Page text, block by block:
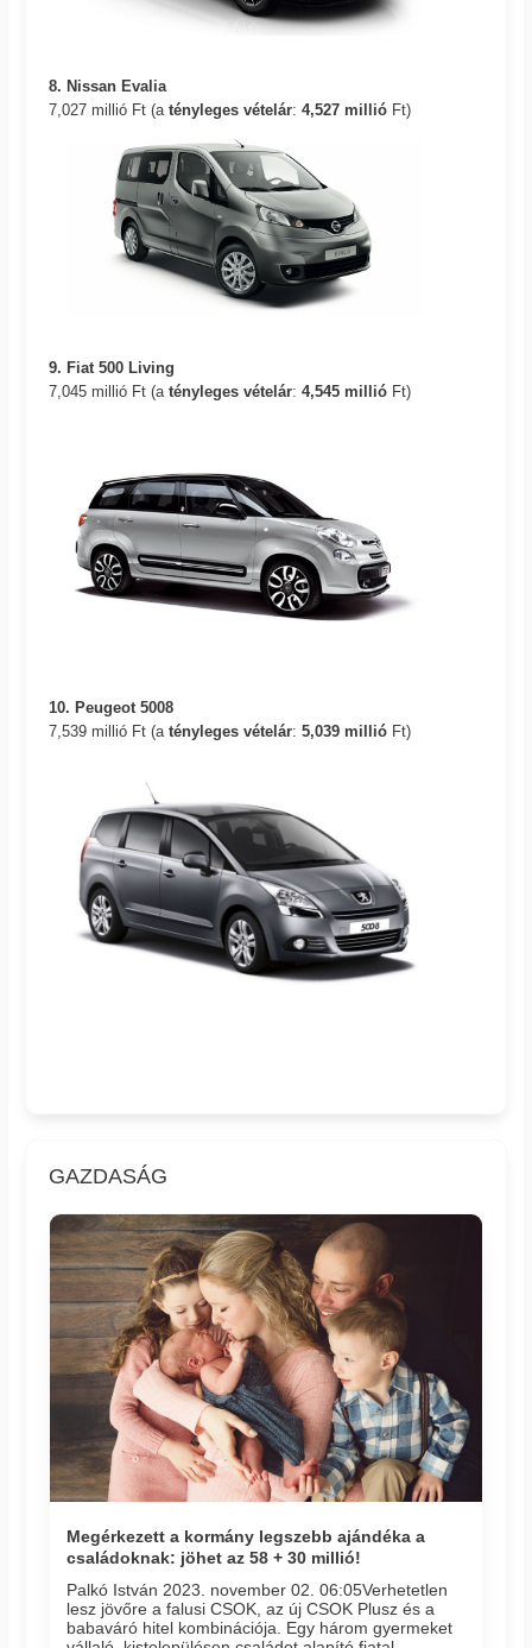
8. Nissan Evalia
7,027 millió Ft (atényleges vételár:4,527 millió Ft)
9. Fiat 500 Living
7,045 millió Ft (atényleges vételár:4,545 millió Ft)
10. Peugeot 5008
7,539 millió Ft (atényleges vételár:5,039 millió Ft)
GAZDASÁG
Megérkezett a kormány legszebb ajándéka a
családoknak: jöhet az 58 + 30 millió!
Palkó István 2023. november 02. 06:05​Verhetetlen
lesz jövőre a falusi CSOK, az új CSOK Plusz és a
babaváró hitel kombinációja. Egy három gyermeket